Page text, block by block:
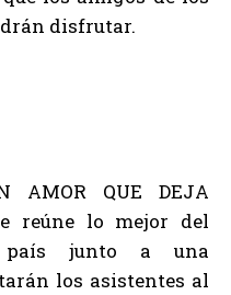
disfrutar.
AMOR QUE DEJA
reúne lo mejor del
país junto a una
los asistentes al